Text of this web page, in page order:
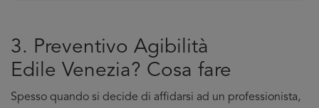
3. Preventivo Agibilità
Edile Venezia? Cosa fare
Spesso quando si decide di affidarsi ad un professionista,